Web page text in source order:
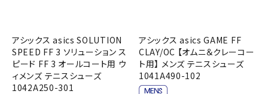
アシックス asics SOLUTION
SPEED FF 3 ソリューション ス
ピード FF 3 オールコート用 ウ
ィメンズ テニスシューズ
1042A250-301
アシックス asics GAME FF
CLAY/OC 【オムニ＆クレーコー
ト用】 メンズ テニスシューズ
1041A490-102